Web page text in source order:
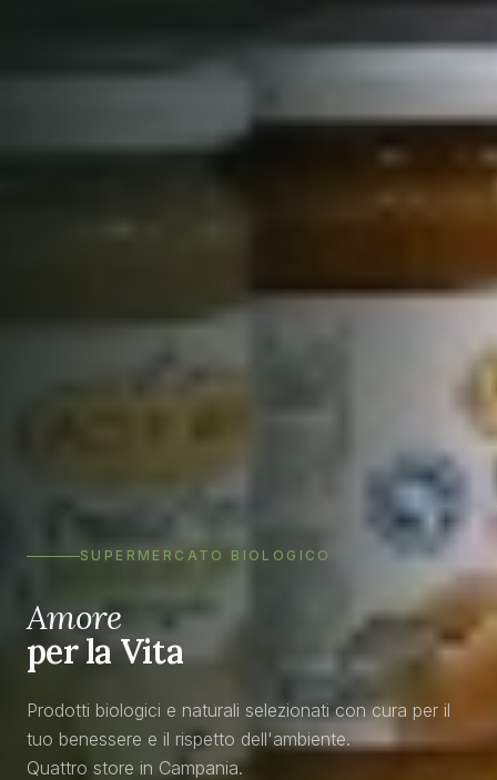
SUPERMERCATO BIOLOGICO
Amore
per la Vita
Prodotti biologici e naturali selezionati con cura per il
tuo benessere e il rispetto dell'ambiente.
Quattro store in Campania.